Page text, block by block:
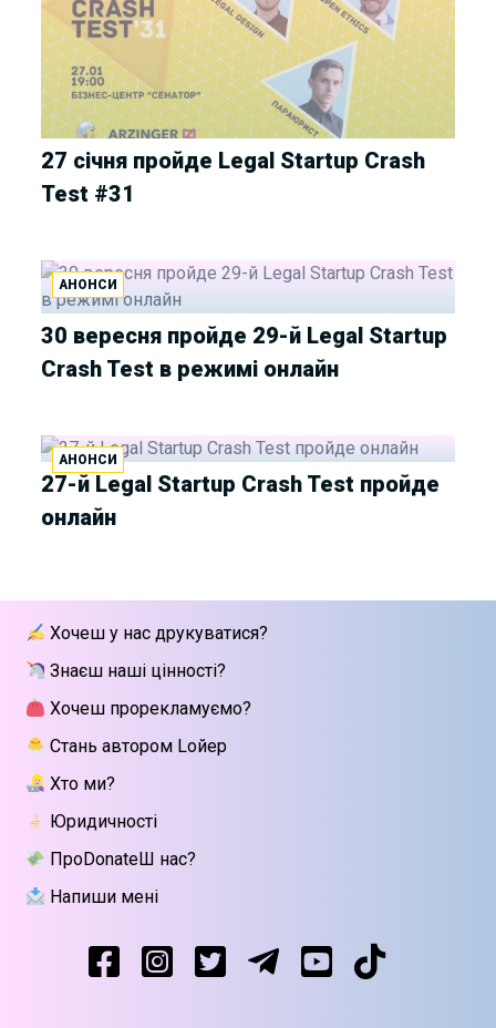
27 січня пройде Legal Startup Crash
Test #31
АНОНСИ
30 вересня пройде 29-й Legal Startup
Crash Test в режимі онлайн
АНОНСИ
27-й Legal Startup Crash Test пройде
онлайн
Хочеш у нас друкуватися?
Знаєш наші цінності?
Хочеш прорекламуємо?
Стань автором Lойер
Хто ми?
Юридичності
ПроDonateШ нас?
Напиши мені